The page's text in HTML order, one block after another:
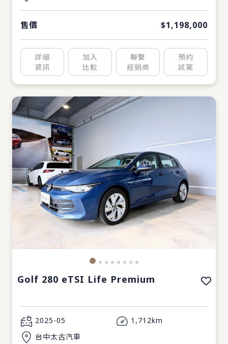
售價 $1,198,000
詳細
資訊
加入
比較
聯繫
經銷商
預約
試駕
Golf 280 eTSI Life Premium
2025-05
1,712km
台中太古汽車